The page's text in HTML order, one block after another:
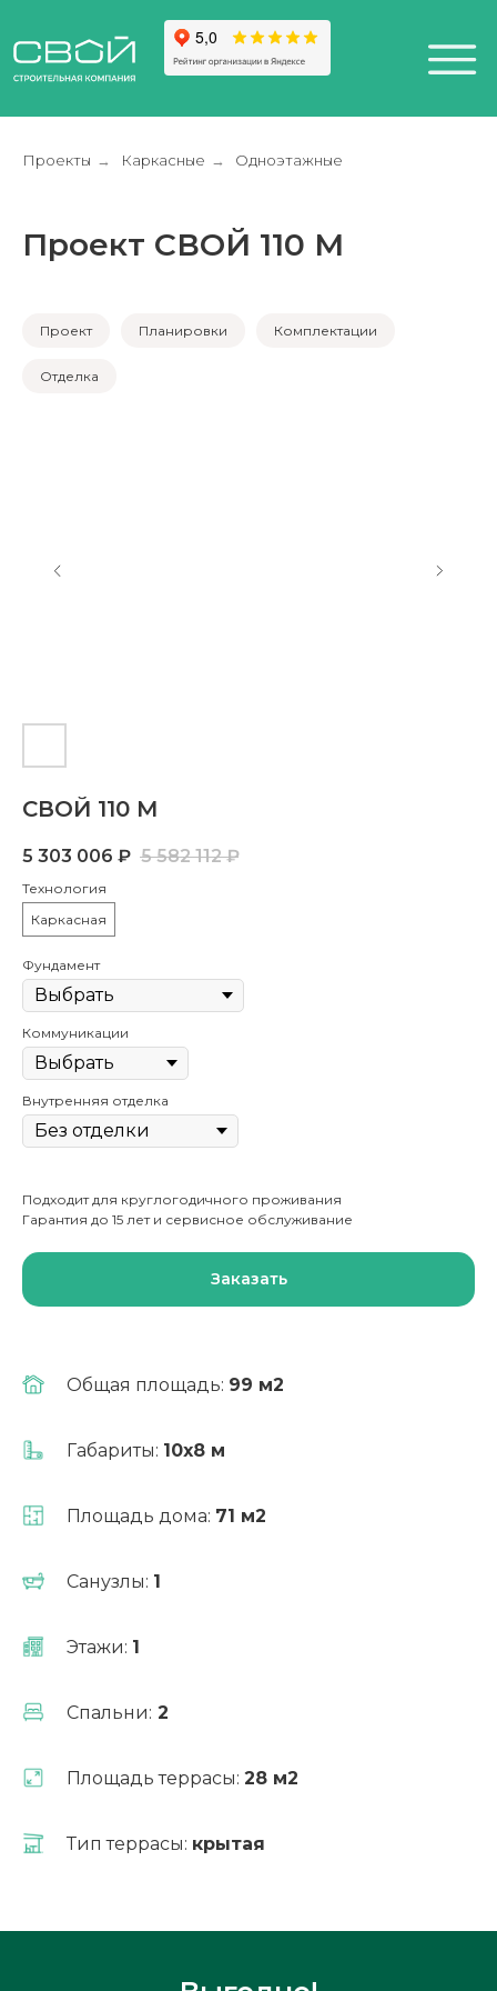
(812) 611-24-42
200-25-57
Санкт-Петербург,
Проекты → Каркасные → Одноэтажные
Проект СВОЙ 110 M
Проект Планировки Комплектации
Отделка
СВОЙ 110 M
5 303 006 ₽ 5 582 112 ₽
Технология
Каркасная
Фундамент
Коммуникации
Внутренняя отделка
Подходит для круглогодичного проживания
Гарантия до 15 лет и сервисное обслуживание
Заказать
Общая площадь: 99 м2
Габариты: 10х8 м
Площадь дома: 71 м2
Санузлы: 1
Этажи: 1
Спальни: 2
Площадь террасы: 28 м2
Тип террасы: крытая
Рассчитать ипотеку
Ипотека от 6%